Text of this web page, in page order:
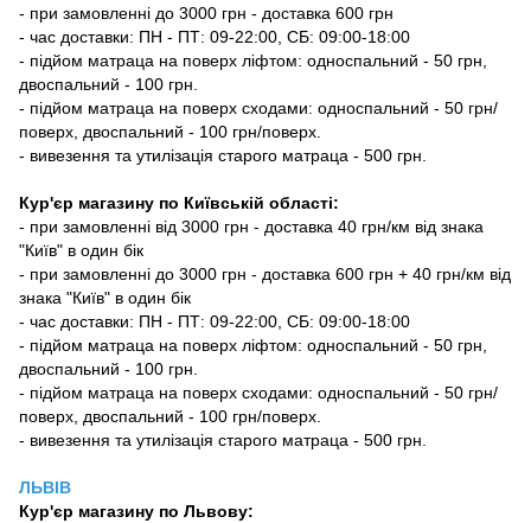
- при замовленні до 3000 грн - доставка 600 грн
- час доставки: ПН - ПТ: 09-22:00, СБ: 09:00-18:00
- підйом матраца на поверх ліфтом: односпальний - 50 грн,
двоспальний - 100 грн.
- підйом матраца на поверх сходами: односпальний - 50 грн/
поверх, двоспальний - 100 грн/поверх.
- вивезення та утилізація старого матраца - 500 грн.
Кур'єр магазину по Київській області:
- при замовленні від 3000 грн - доставка 40 грн/км від знака
"Київ" в один бік
- при замовленні до 3000 грн - доставка 600 грн + 40 грн/км від
знака "Київ" в один бік
- час доставки: ПН - ПТ: 09-22:00, СБ: 09:00-18:00
- підйом матраца на поверх ліфтом: односпальний - 50 грн,
двоспальний - 100 грн.
- підйом матраца на поверх сходами: односпальний - 50 грн/
поверх, двоспальний - 100 грн/поверх.
- вивезення та утилізація старого матраца - 500 грн.
ЛЬВІВ
Кур'єр магазину по Львову: